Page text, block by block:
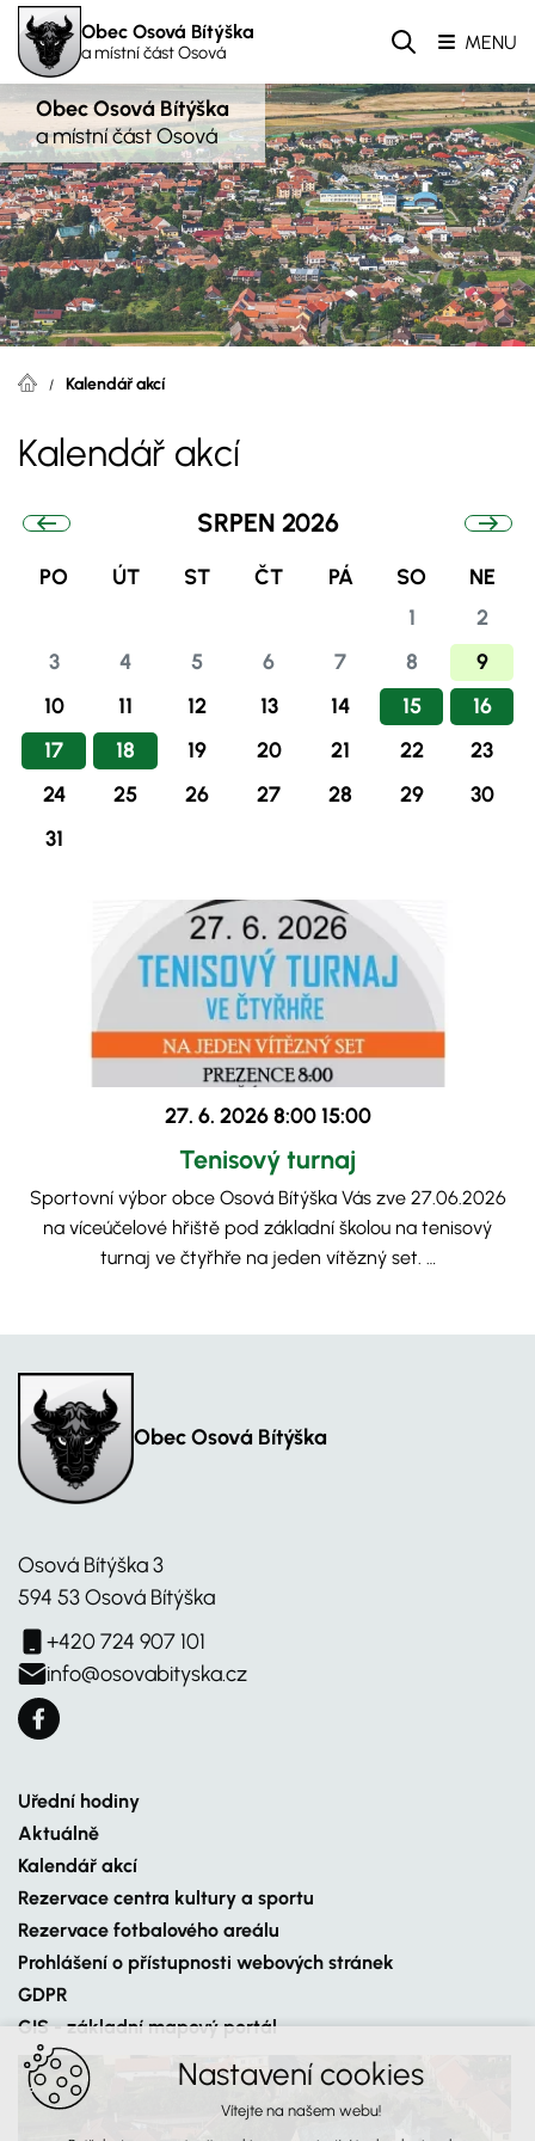
Obec Osová Bítýška
a místní část Osová MENU
Obec Osová Bítýška
a místní část Osová
Kalendář akcí
Kalendář akcí
SRPEN 2026
PO ÚT ST ČT PÁ SO
NE
1
2
3
4 5 6 7 8
9
10
11 12 13 14 15
16
17
18 19 20 21 22
23
24
25 26 27 28 29
30
31
27. 6. 2026 8:00 15:00
Tenisový turnaj
Sportovní výbor obce Osová Bítýška Vás zve 27.06.2026
na víceúčelové hřiště pod základní školou na tenisový
turnaj ve čtyřhře na jeden vítězný set. …
Obec Osová Bítýška
Osová Bítýška 3
594 53 Osová Bítýška
+420 724 907 101
info@osovabityska.cz
Uřední hodiny
Aktuálně
Kalendář akcí
Rezervace centra kultury a sportu
Rezervace fotbalového areálu
Prohlášení o přístupnosti webových stránek
GDPR
GIS - základní mapový portál
Nastavení cookies
Vítejte na našem webu!